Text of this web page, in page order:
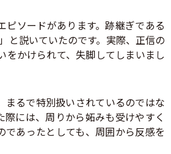
ソードがあります。跡継ぎである
と説いていたのです。実際、正信の
かけられて、失脚してしまいまし
るで特別扱いされているのではな
には、周りから妬みも受けやすく
あったとしても、周囲から反感を